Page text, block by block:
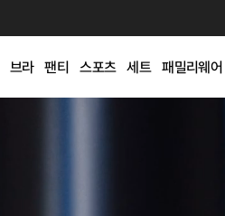
브라 팬티 스포츠 세트 패밀리웨어